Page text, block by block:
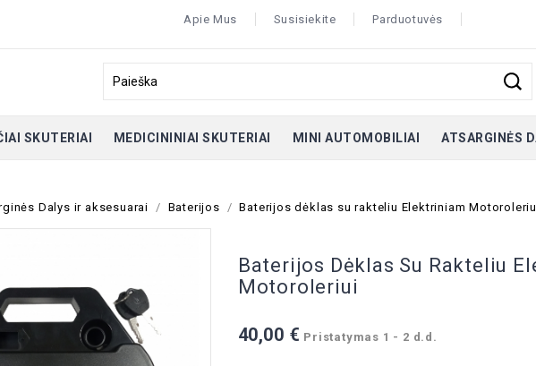
Apie Mus Susisiekite Parduotuvės
SKUTERIAI MEDICININIAI SKUTERIAI MINI AUTOMOBILIAI ATSARGINĖS
Dalys ir aksesuarai Baterijos Baterijos dėklas su rakteliu Elektriniam
Baterijos Dėklas Su Rakteliu
Motoroleriui
40,00 € Pristatymas 1 - 2 d.d.